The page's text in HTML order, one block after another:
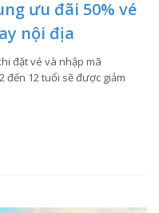
ưu đãi 50% vé
nội địa
đặt vé và nhập mã
đến 12 tuổi sẽ được giảm